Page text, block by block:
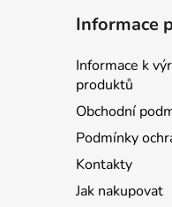
Informace
Informace k
produktů
Obchodní
Podmínky
Kontakty
Jak nakupovat